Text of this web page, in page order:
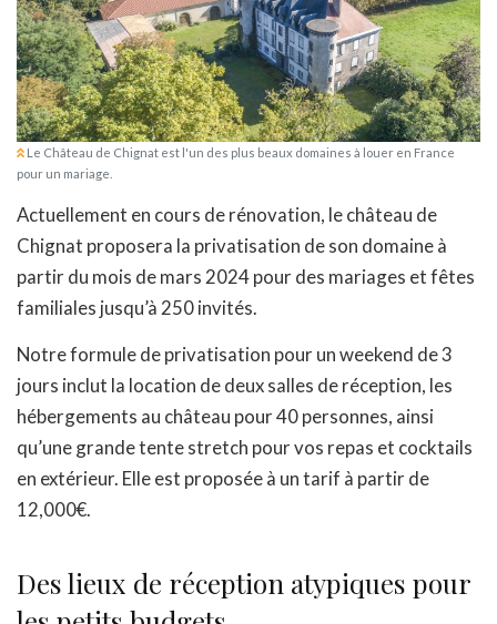
Le Château de Chignat est l'un des plus beaux domaines à louer en France
pour un mariage.
Actuellement en cours de rénovation, le château de
Chignat proposera la privatisation de son domaine à
partir du mois de mars 2024 pour des mariages et fêtes
familiales jusqu’à 250 invités.
Notre formule de privatisation pour un weekend de 3
jours inclut la location de deux salles de réception, les
hébergements au château pour 40 personnes, ainsi
qu’une grande tente stretch pour vos repas et cocktails
en extérieur. Elle est proposée à un tarif à partir de
12,000€.
Des lieux de réception atypiques pour